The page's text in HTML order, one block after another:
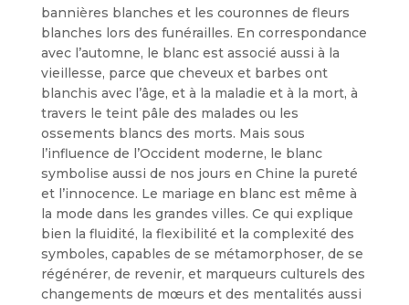
bannières blanches et les couronnes de fleurs
blanches lors des funérailles. En correspondance
avec l’automne, le blanc est associé aussi à la
vieillesse, parce que cheveux et barbes ont
blanchis avec l’âge, et à la maladie et à la mort, à
travers le teint pâle des malades ou les
ossements blancs des morts. Mais sous
l’influence de l’Occident moderne, le blanc
symbolise aussi de nos jours en Chine la pureté
et l’innocence. Le mariage en blanc est même à
la mode dans les grandes villes. Ce qui explique
bien la fluidité, la flexibilité et la complexité des
symboles, capables de se métamorphoser, de se
régénérer, de revenir, et marqueurs culturels des
changements de mœurs et des mentalités aussi